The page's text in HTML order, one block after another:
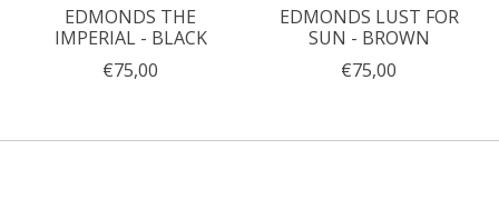
EDMONDS THE
IMPERIAL - BLACK
€75,00
EDMONDS LUST FOR
SUN - BROWN
€75,00